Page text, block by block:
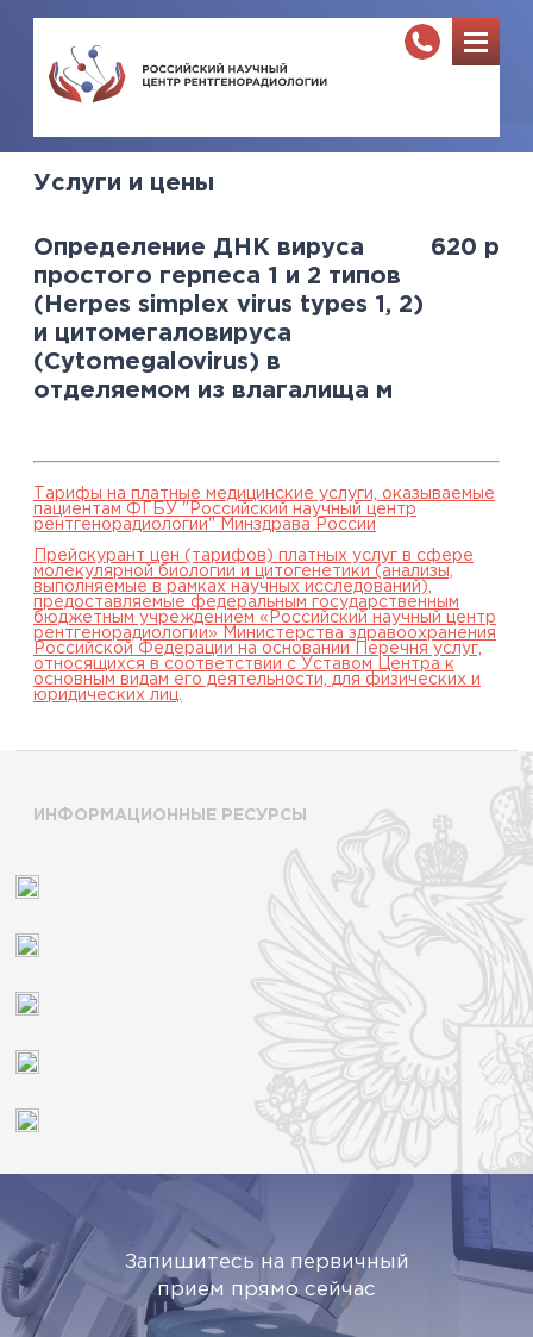
Услуги и цены
Определение ДНК вируса
простого герпеса 1 и 2 типов
(Herpes simplex virus types 1, 2)
и цитомегаловируса
(Cytomegalovirus) в
отделяемом из влагалища м
620 р
Тарифы на платные медицинские услуги, оказываемые
пациентам ФГБУ "Российский научный центр
рентгенорадиологии" Минздрава России
Прейскурант цен (тарифов) платных услуг в сфере
молекулярной биологии и цитогенетики (анализы,
выполняемые в рамках научных исследований),
предоставляемые федеральным государственным
бюджетным учреждением «Российский научный центр
рентгенорадиологии» Министерства здравоохранения
Российской Федерации на основании Перечня услуг,
относящихся в соответствии с Уставом Центра к
основным видам его деятельности, для физических и
юридических лиц.
ИНФОРМАЦИОННЫЕ РЕСУРСЫ
Запишитесь на первичный
прием прямо сейчас